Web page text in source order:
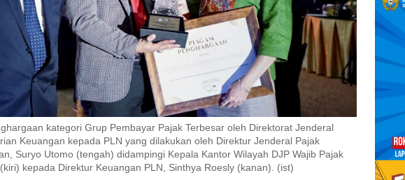
kategori Grup Pembayar Pajak Terbesar oleh Direktorat Jenderal
Keuangan kepada PLN yang dilakukan oleh Direktur Jenderal Pajak
Suryo Utomo (tengah) didampingi Kepala Kantor Wilayah DJP Wajib Pajak
kepada Direktur Keuangan PLN, Sinthya Roesly (kanan). (ist)